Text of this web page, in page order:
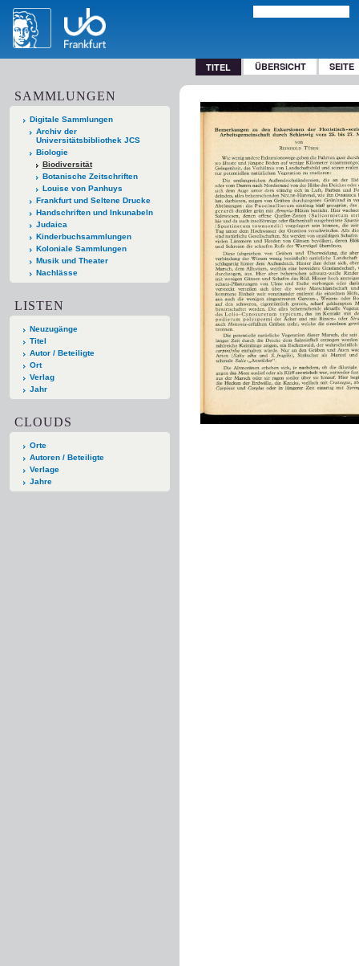
TITEL ÜBERSICHT SEITE
SAMMLUNGEN
Digitale Sammlungen
Archiv der
Universitätsbibliothek JCS
Biologie
Biodiversität
Botanische Zeitschriften
Louise von Panhuys
Frankfurt und Seltene Drucke
Handschriften und Inkunabeln
Judaica
Kinderbuchsammlungen
Koloniale Sammlungen
Musik und Theater
Nachlässe
LISTEN
Neuzugänge
Titel
Autor / Beteiligte
Ort
Verlag
Jahr
CLOUDS
Orte
Autoren / Beteiligte
Verlage
Jahre